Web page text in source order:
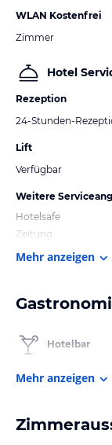
WLAN Kostenfrei
Zimmer
Hotel
Rezeption
24-Stunden-
Lift
Verfügbar
Weitere
Hotelsafe
Zeitung
Mehr anzeigen
Hotelbar
Mehr anzeigen